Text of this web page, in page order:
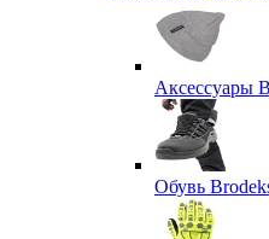
Аксессуары
Обувь